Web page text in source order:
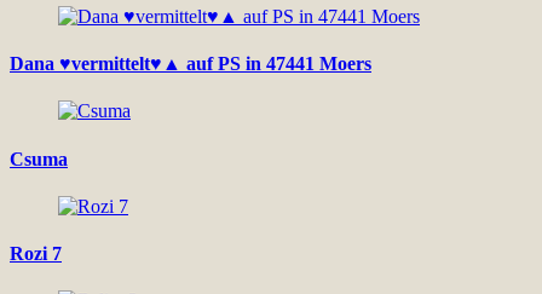
Dana ♥vermittelt♥▲ auf PS in 47441 Moers
Csuma
Rozi 7